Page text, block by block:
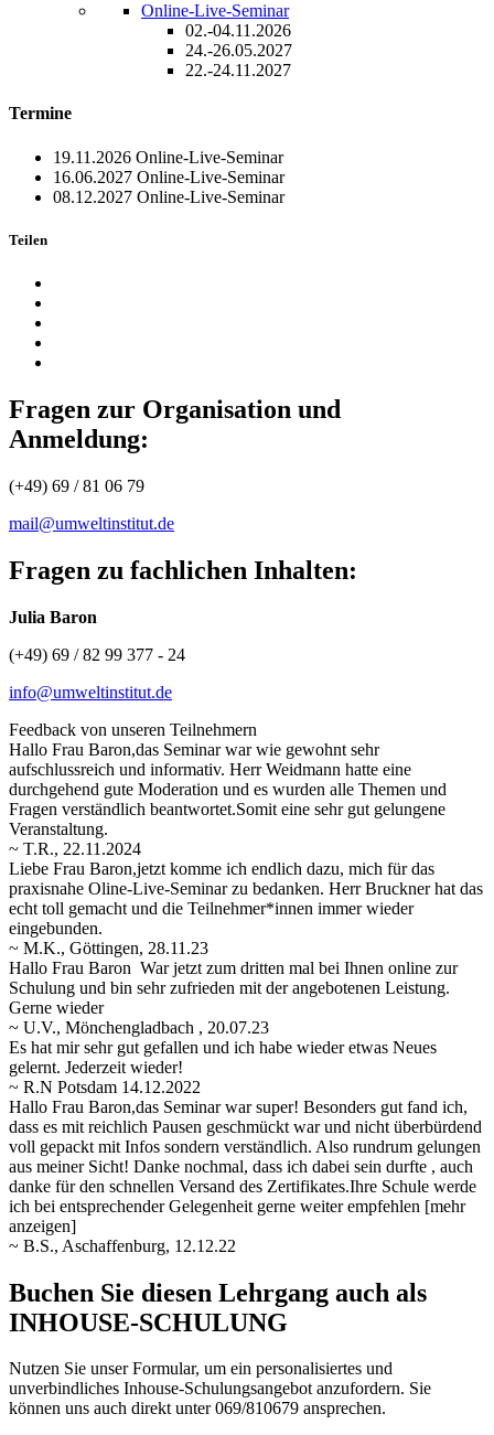
Online-Live-Seminar
02.-04.11.2026
24.-26.05.2027
22.-24.11.2027
Termine
19.11.2026 Online-Live-Seminar
16.06.2027 Online-Live-Seminar
08.12.2027 Online-Live-Seminar
Teilen
Fragen zur Organisation und
Anmeldung:
(+49) 69 / 81 06 79
mail@umweltinstitut.de
Fragen zu fachlichen Inhalten:
Julia Baron
(+49) 69 / 82 99 377 - 24
info@umweltinstitut.de
Feedback von unseren Teilnehmern
Hallo Frau Baron,das Seminar war wie gewohnt sehr
aufschlussreich und informativ. Herr Weidmann hatte eine
durchgehend gute Moderation und es wurden alle Themen und
Fragen verständlich beantwortet.Somit eine sehr gut gelungene
Veranstaltung.
~ T.R., 22.11.2024
Liebe Frau Baron,jetzt komme ich endlich dazu, mich für das
praxisnahe Oline-Live-Seminar zu bedanken. Herr Bruckner hat das
echt toll gemacht und die Teilnehmer*innen immer wieder
eingebunden.
~ M.K., Göttingen, 28.11.23
Hallo Frau Baron War jetzt zum dritten mal bei Ihnen online zur
Schulung und bin sehr zufrieden mit der angebotenen Leistung.
Gerne wieder
~ U.V., Mönchengladbach , 20.07.23
Es hat mir sehr gut gefallen und ich habe wieder etwas Neues
gelernt. Jederzeit wieder!
~ R.N Potsdam 14.12.2022
Hallo Frau Baron,das Seminar war super! Besonders gut fand ich,
dass es mit reichlich Pausen geschmückt war und nicht überbürdend
voll gepackt mit Infos sondern verständlich. Also rundrum gelungen
aus meiner Sicht! Danke nochmal, dass ich dabei sein durfte , auch
danke für den schnellen Versand des Zertifikates.Ihre Schule werde
ich bei entsprechender Gelegenheit gerne weiter empfehlen [mehr
anzeigen]
~ B.S., Aschaffenburg, 12.12.22
Buchen Sie diesen Lehrgang auch als
INHOUSE-SCHULUNG
Nutzen Sie unser Formular, um ein personalisiertes und
unverbindliches Inhouse-Schulungs­angebot anzufordern. Sie
können uns auch direkt unter 069/810679 ansprechen.